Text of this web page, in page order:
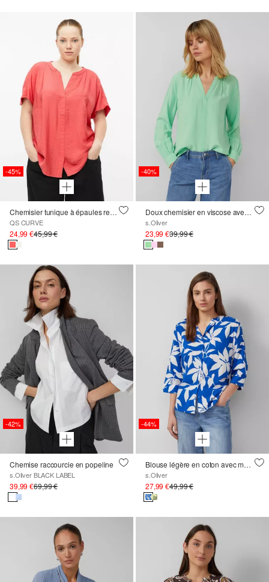
-45%
Chemisier tunique à épaules recoupées
QS CURVE
24,99 €45,99 €
-40%
Doux chemisier en viscose avec fronces
s.Oliver
23,99 €39,99 €
-42%
Chemise raccourcie en popeline
s.Oliver BLACK LABEL
39,99 €69,99 €
-44%
Blouse légère en coton avec manches chauve-souris
s.Oliver
27,99 €49,99 €